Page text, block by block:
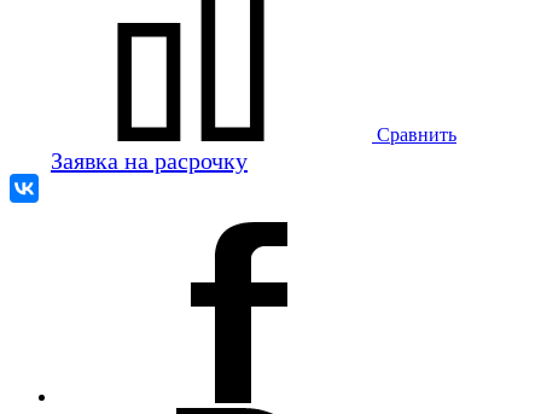
Сравнить
Заявка на расрочку